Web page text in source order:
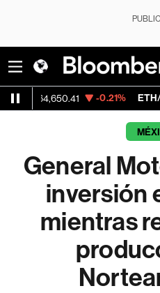
-0.21% ETH/USD
General
inversión
mientras